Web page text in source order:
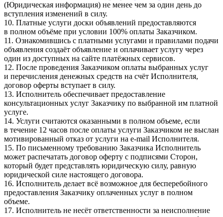
(Юридическая информация) не менее чем за один день до
вступления изменений в силу.
10. Платные услуги доски объявлений предоставляются
в полном объёме при условии 100% оплаты Заказчиком.
11. Ознакомившись с платными услугами и правилами подачи
объявления создаёт объявление и оплачивает услугу через
один из доступных на сайте платёжных сервисов.
12. После проведения Заказчиком оплаты выбранных услуг
и перечисления денежных средств на счёт Исполнителя,
договор оферты вступает в силу.
13. Исполнитель обеспечивает предоставление
консультационных услуг Заказчику по выбранной им платной
услуге.
14. Услуги считаются оказанными в полном объеме, если
в течение 12 часов после оплаты услуги Заказчиком не выслан
мотивированный отказ от услуги на e-mail Исполнителя.
15. По письменному требованию Заказчика Исполнитель
может распечатать договор оферту с подписями Сторон,
который будет представлять юридическую силу, равную
юридической силе настоящего договора.
16. Исполнитель делает всё возможное для бесперебойного
предоставления Заказчику оплаченных услуг в полном
объеме.
17. Исполнитель не несёт ответственности за неисполнение